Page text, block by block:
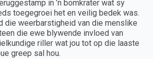
in ’n bomkrater wat sy
toegegroei het en veilig bedek was.
die weerbarstigheid van die menslike
die ewe blywende invloed van
riller wat jou tot op die laaste
greep sal hou.